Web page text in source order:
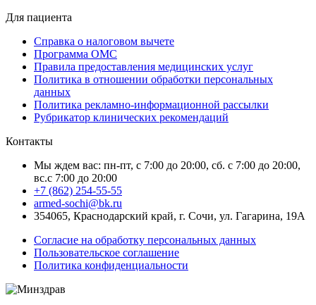
Для пациента
Справка о налоговом вычете
Программа ОМС
Правила предоставления медицинских услуг
Политика в отношении обработки персональных
данных
Политика рекламно-информационной рассылки
Рубрикатор клинических рекомендаций
Контакты
Мы ждем вас: пн-пт, с 7:00 до 20:00, сб. с 7:00 до 20:00,
вс.с 7:00 до 20:00
+7 (862) 254-55-55
armed-sochi@bk.ru
354065, Краснодарский край, г. Сочи, ул. Гагарина, 19А
Согласие на обработку персональных данных
Пользовательское соглашение
Политика конфиденциальности